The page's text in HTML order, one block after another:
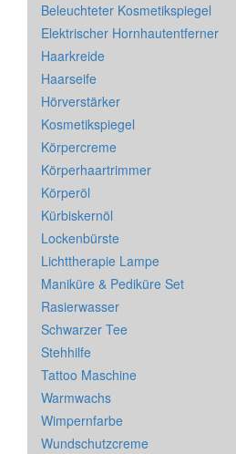
Beleuchteter Kosmetikspiegel
Elektrischer Hornhautentferner
Haarkreide
Haarseife
Hörverstärker
Kosmetikspiegel
Körpercreme
Körperhaartrimmer
Körperöl
Kürbiskernöl
Lockenbürste
Lichttherapie Lampe
Maniküre & Pediküre Set
Rasierwasser
Schwarzer Tee
Stehhilfe
Tattoo Maschine
Warmwachs
Wimpernfarbe
Wundschutzcreme